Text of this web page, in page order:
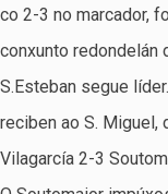
co 2-3 no marcador,
conxunto redondelán
S.Esteban segue
reciben ao S. Miguel,
Vilagarcía 2-3